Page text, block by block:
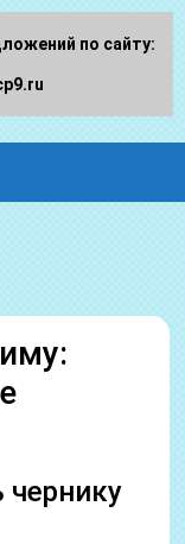
чернику
по сайту: